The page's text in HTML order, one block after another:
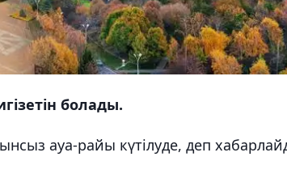
болады.
ауа-райы күтілуде, деп